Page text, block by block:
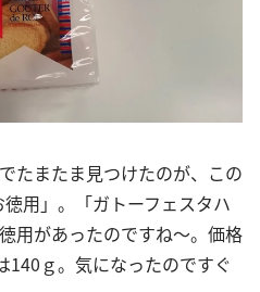
たまたま見つけたのが、この
用」。「ガトーフェスタハ
用があったのですね～。価格
140ｇ。気になったのですぐ